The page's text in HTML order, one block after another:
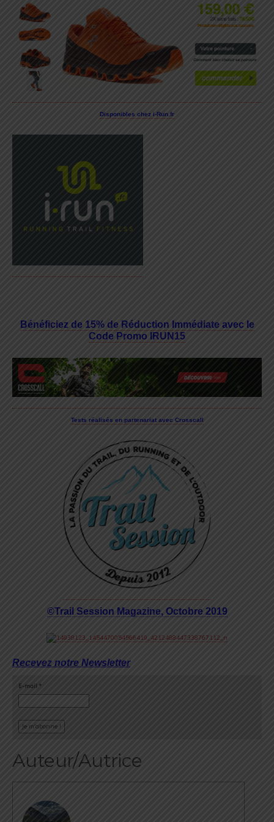
Disponibles chez i-Run.fr
Bénéficiez de 15% de Réduction Immédiate avec le
Code Promo IRUN15
Tests réalisés en partenariat avec Crosscall
©Trail Session Magazine, Octobre 2019
Recevez notre Newsletter
E-mail *
Auteur/Autrice